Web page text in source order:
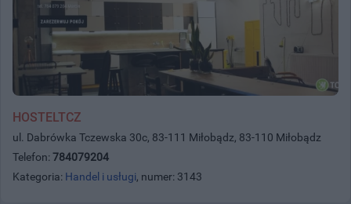
HOSTELTCZ
ul. Dabrówka Tczewska 30c, 83-111 Miłobądz, 83-110 Miłobądz
Telefon: 784079204
Kategoria: Handel i usługi, numer: 3143